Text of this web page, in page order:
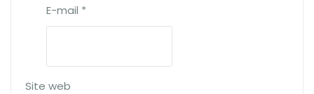
E-mail *
Site web